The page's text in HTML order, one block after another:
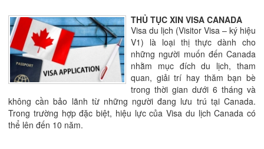
THỦ TỤC XIN VISA CANADA
Visa du lịch (Visitor Visa – ký hiệu
V1) là loại thị thực dành cho
những người muốn đến Canada
nhằm mục đích du lịch, tham
quan, giải trí hay thăm bạn bè
trong thời gian dưới 6 tháng và
không cần bảo lãnh từ những người đang lưu trú tại Canada.
Trong trường hợp đặc biệt, hiệu lực của Visa du lịch Canada có
thể lên đến 10 năm.